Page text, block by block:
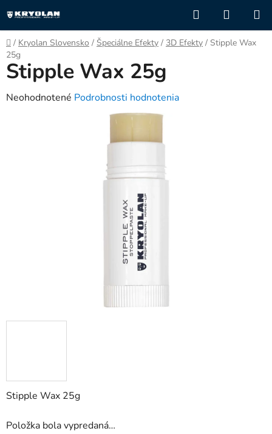
na
obsah
Hľadať
KOŠÍK
Domov
/ Kryolan Slovensko / Špeciálne Efekty / 3D Efekty / Stipple Wax
25g
Stipple Wax 25g
Položka bola vypredaná…
Stipple Wax 25g
Priemerné
Neohodnotené Podrobnosti hodnotenia